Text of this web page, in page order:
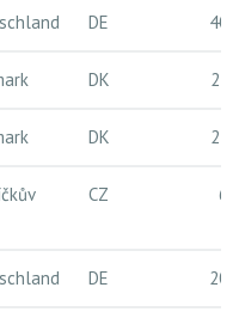
DE 40
DK 27
DK 27
CZ 6
DE 20